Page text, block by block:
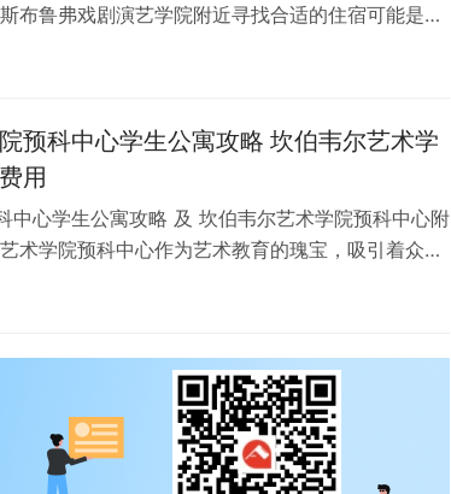
布鲁弗戏剧演艺学院附近寻找合适的住宿可能是留
为了帮助您顺利完成…
预科中心学生公寓攻略 坎伯韦尔艺术学
用
中心学生公寓攻略 及 坎伯韦尔艺术学院预科中心附
术学院预科中心作为艺术教育的瑰宝，吸引着众多